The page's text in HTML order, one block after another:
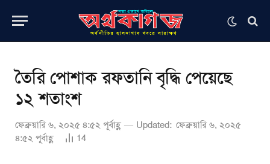
তৈরি পোশাক রফতানি বৃদ্ধি পেয়েছে
১২ শতাংশ
ফেব্রুয়ারি ৬, ২০২৫ ৪:৫২ পূর্বাহ্ণ Updated: ফেব্রুয়ারি ৬, ২০২৫
৪:৫২ পূর্বাহ্ণ
14